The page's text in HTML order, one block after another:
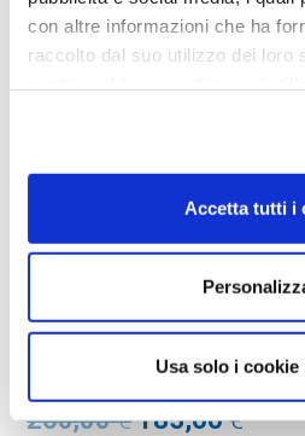
con altre informazioni che ha
raccolto dal suo utilizzo dei loro
Accetta tutti i
Usa solo i cookie
OCCHIALI DA VISTA
Occhiale da vista Gucci
GG1334O-001 NERO calibro
260,00€ 185,00€